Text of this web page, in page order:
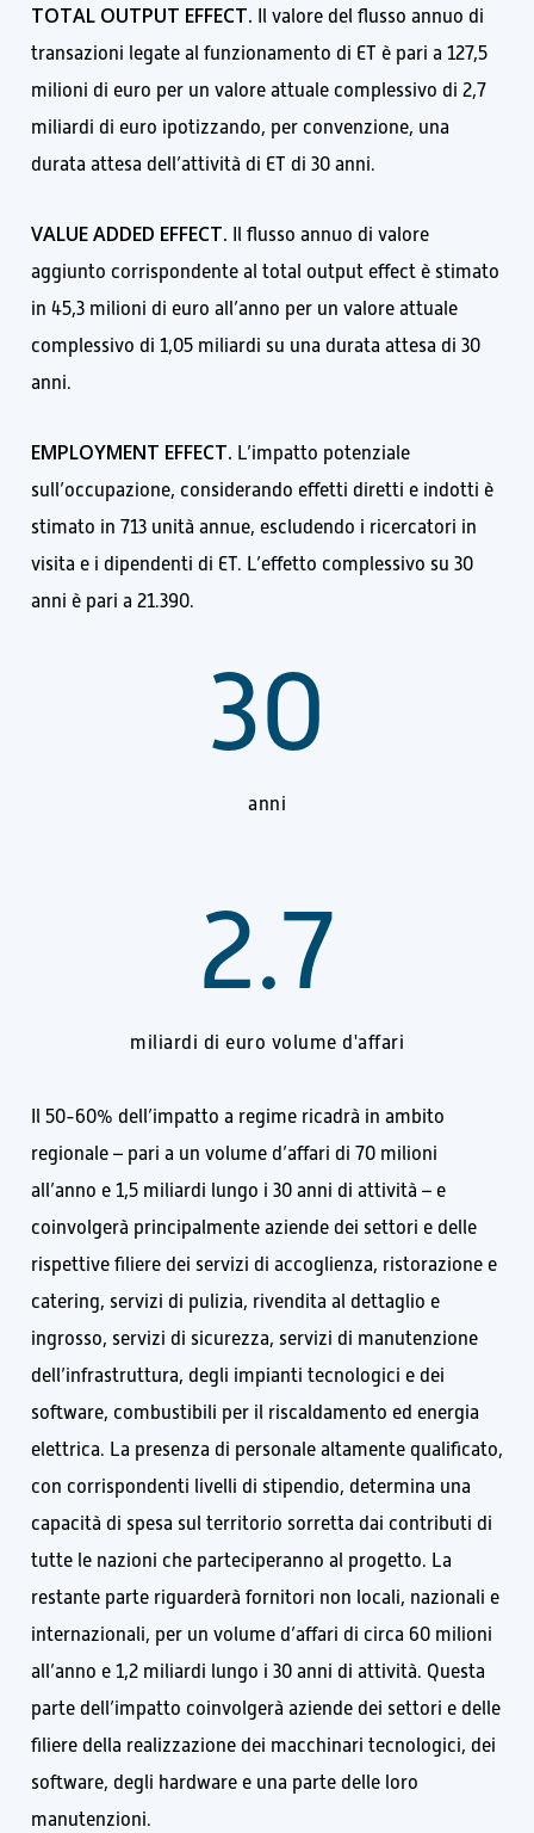
TOTAL OUTPUT EFFECT. Il valore del flusso annuo di
transazioni legate al funzionamento di ET è pari a 127,5
milioni di euro per un valore attuale complessivo di 2,7
miliardi di euro ipotizzando, per convenzione, una
durata attesa dell’attività di ET di 30 anni.
VALUE ADDED EFFECT. Il flusso annuo di valore
aggiunto corrispondente al total output effect è stimato
in 45,3 milioni di euro all’anno per un valore attuale
complessivo di 1,05 miliardi su una durata attesa di 30
anni.
EMPLOYMENT EFFECT. L’impatto potenziale
sull’occupazione, considerando effetti diretti e indotti è
stimato in 713 unità annue, escludendo i ricercatori in
visita e i dipendenti di ET. L’effetto complessivo su 30
anni è pari a 21.390.
30
anni
2.7
miliardi di euro volume d'affari
Il 50-60% dell’impatto a regime ricadrà in ambito
regionale – pari a un volume d’affari di 70 milioni
all’anno e 1,5 miliardi lungo i 30 anni di attività – e
coinvolgerà principalmente aziende dei settori e delle
rispettive filiere dei servizi di accoglienza, ristorazione e
catering, servizi di pulizia, rivendita al dettaglio e
ingrosso, servizi di sicurezza, servizi di manutenzione
dell’infrastruttura, degli impianti tecnologici e dei
software, combustibili per il riscaldamento ed energia
elettrica. La presenza di personale altamente qualificato,
con corrispondenti livelli di stipendio, determina una
capacità di spesa sul territorio sorretta dai contributi di
tutte le nazioni che parteciperanno al progetto. La
restante parte riguarderà fornitori non locali, nazionali e
internazionali, per un volume d’affari di circa 60 milioni
all’anno e 1,2 miliardi lungo i 30 anni di attività. Questa
parte dell’impatto coinvolgerà aziende dei settori e delle
filiere della realizzazione dei macchinari tecnologici, dei
software, degli hardware e una parte delle loro
manutenzioni.